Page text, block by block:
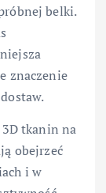
belki.
znaczenie
tkanin na
obejrzeć
i w